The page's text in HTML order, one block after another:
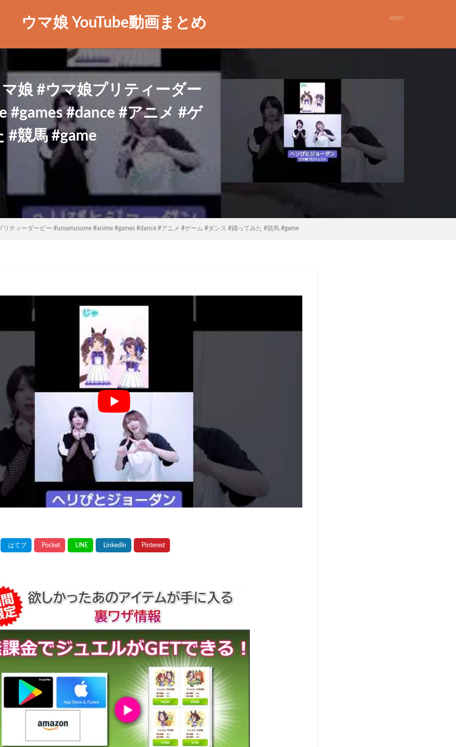
ウマ娘 YouTube動画まとめ
娘 #ウマ娘プリティーダー
#games #dance #アニメ #ゲ
#競馬 #game
ティーダービー #umamusume #anime #games #dance #アニメ #ゲーム #ダンス #踊ってみた #競馬 #game